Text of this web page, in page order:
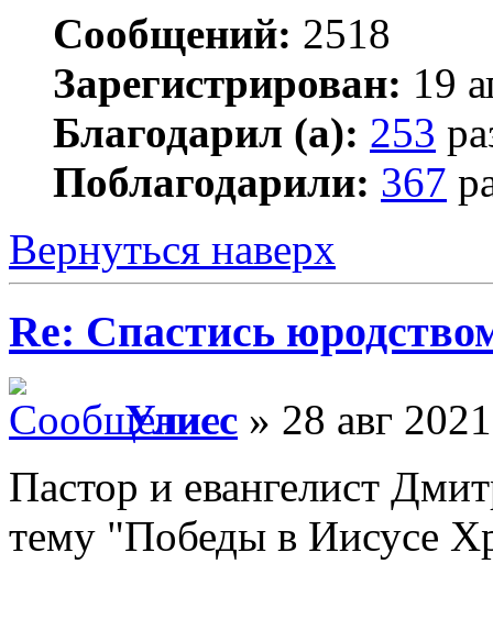
Сообщений: 2518
Зарегистрирован: 19
Благодарил (а): 253
Поблагодарили: 367
Вернуться наверх
Re: Спастись
Улисс » 28 авг
Пастор и евангелист
тему "Победы в Иисусе